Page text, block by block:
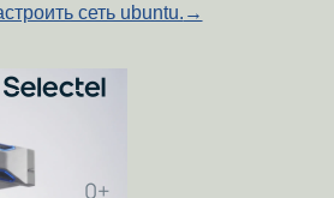
сеть ubuntu. →